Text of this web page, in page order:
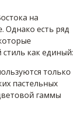
на
Однако есть ряд
как единый:
только
пастельных
гаммы